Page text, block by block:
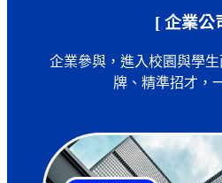
[ 企業公
企業參與，進入校園與學
牌、精準招才，